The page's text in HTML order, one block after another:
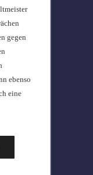
gegen
ebenso
eine